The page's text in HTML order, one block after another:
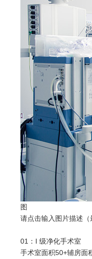
图
请点击输入图片描述（
01： I 级净化手术室
手术室面积50+辅房面